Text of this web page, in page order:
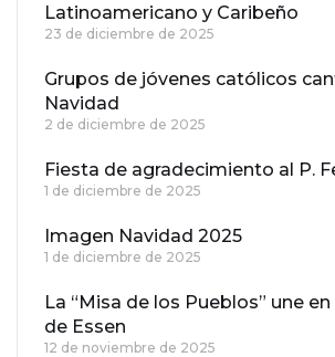
Latinoamericano y Caribeño
23 de diciembre de 2025
Grupos de jóvenes católicos
Navidad
2 de diciembre de 2025
Fiesta de agradecimiento al P.
1 de diciembre de 2025
Imagen Navidad 2025
1 de diciembre de 2025
La “Misa de los Pueblos” une
de Essen
12 de noviembre de 2025